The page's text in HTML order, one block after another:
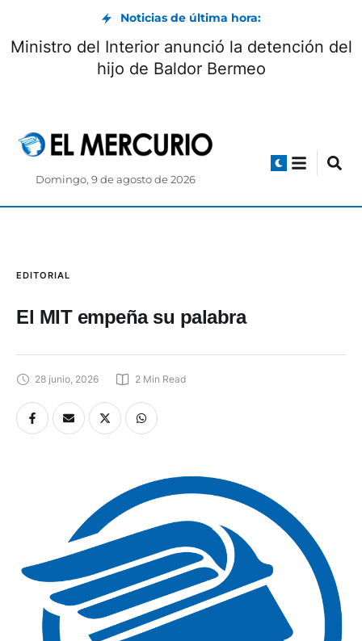
Noticias de última hora:
Ministro del Interior anunció la detención del
hijo de Baldor Bermeo
Domingo, 9 de agosto de 2026
EDITORIAL
El MIT empeña su palabra
28 junio, 2026 2 Min Read